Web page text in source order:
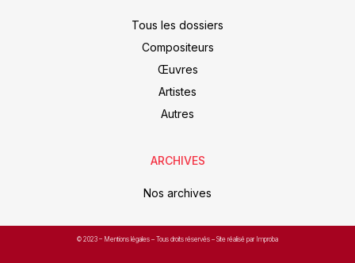
Tous les dossiers
Compositeurs
Œuvres
Artistes
Autres
ARCHIVES
Nos archives
© 2023 – Mentions légales – Tous droits réservés – Site réalisé par Improba